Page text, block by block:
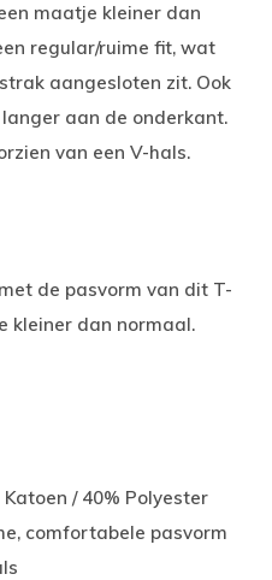
maatje kleiner dan
regular/ruime fit, wat
aangesloten zit. Ook
aan de onderkant.
van een V-hals.
de pasvorm van dit T-
kleiner dan normaal.
Katoen / 40% Polyester
comfortabele pasvorm